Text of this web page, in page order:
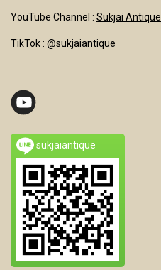
YouTube Channel : Sukjai Antique
TikTok : @sukjaiantique
sukjaiantique